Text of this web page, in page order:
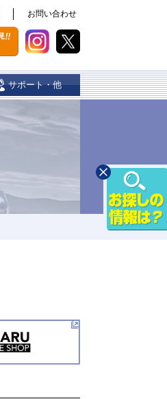
お問い合わせ
サポート・他
ット大分